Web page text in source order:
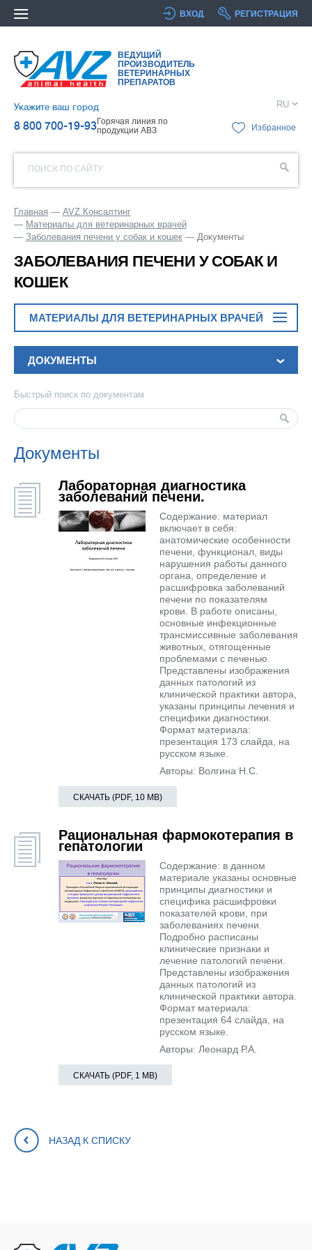
ВХОД РЕГИСТРАЦИЯ
ВЕДУЩИЙ
ПРОИЗВОДИТЕЛЬ
ВЕТЕРИНАРНЫХ
ПРЕПАРАТОВ
Укажите ваш город
8 800 700-19-93Горячая линия по
продукции АВЗ
RU
Избранное
ПОИСК ПО САЙТУ
Главная
AVZ Консалтинг
Материалы для ветеринарных врачей
Заболевания печени у собак и кошек
Документы
ЗАБОЛЕВАНИЯ ПЕЧЕНИ У СОБАК И
КОШЕК
МАТЕРИАЛЫ ДЛЯ ВЕТЕРИНАРНЫХ ВРАЧЕЙ
ДОКУМЕНТЫ
Быстрый поиск по документам
Документы
Лабораторная диагностика
заболеваний печени.
Содержание: материал
включает в себя:
анатомические особенности
печени, функционал, виды
нарушения работы данного
органа, определение и
расшифровка заболеваний
печени по показателям
крови. В работе описаны,
основные инфекционные
трансмиссивные заболевания
животных, отягощенные
проблемами с печенью.
Представлены изображения
данных патологий из
клинической практики автора,
указаны принципы лечения и
специфики диагностики.
Формат материала:
презентация 173 слайда, на
русском языке.
Авторы: Волгина Н.С.
СКАЧАТЬ (PDF, 10 MB)
Рациональная фармокотерапия в
гепатологии
Содержание: в данном
материале указаны основные
принципы диагностики и
специфика расшифровки
показателей крови, при
заболеваниях печени.
Подробно расписаны
клинические признаки и
лечение патологий печени.
Представлены изображения
данных патологий из
клинической практики автора.
Формат материала:
презентация 64 слайда, на
русском языке.
Авторы: Леонард Р.А.
СКАЧАТЬ (PDF, 1 MB)
НАЗАД К СПИСКУ